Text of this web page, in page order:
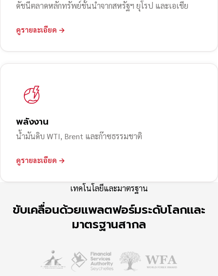
ดัชนีตลาดหลักทรัพย์ชั้นนำจากสหรัฐฯ ยุโรป และเอเชีย
ดูรายละเอียด →
พลังงาน
น้ำมันดิบ WTI, Brent และก๊าซธรรมชาติ
ดูรายละเอียด →
เทคโนโลยีและมาตรฐาน
ขับเคลื่อนด้วยแพลตฟอร์มระดับโลกและ
มาตรฐานสากล